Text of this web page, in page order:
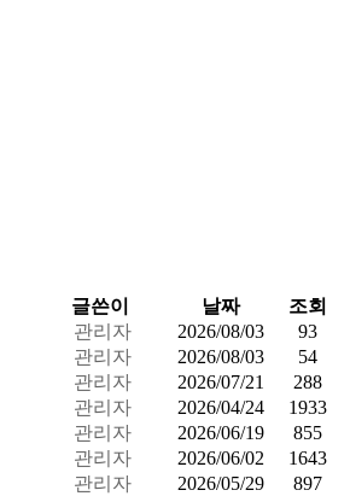
글쓴이 날짜
조회
관리자 2026/08/03
93
관리자 2026/08/03
54
관리자 2026/07/21
288
관리자 2026/04/24
1933
관리자 2026/06/19
855
관리자 2026/06/02
1643
관리자 2026/05/29
897